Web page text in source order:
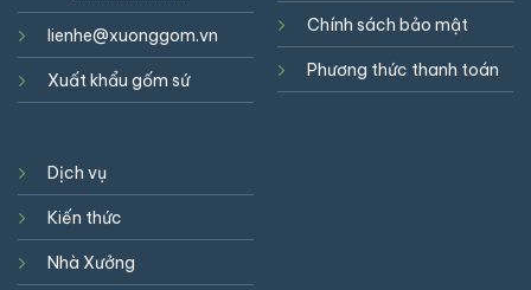
lienhe@xuonggom.vn
Xuất khẩu gốm sứ
Chính sách bảo mật
Phương thức thanh toán
Dịch vụ
Kiến thức
Nhà Xưởng